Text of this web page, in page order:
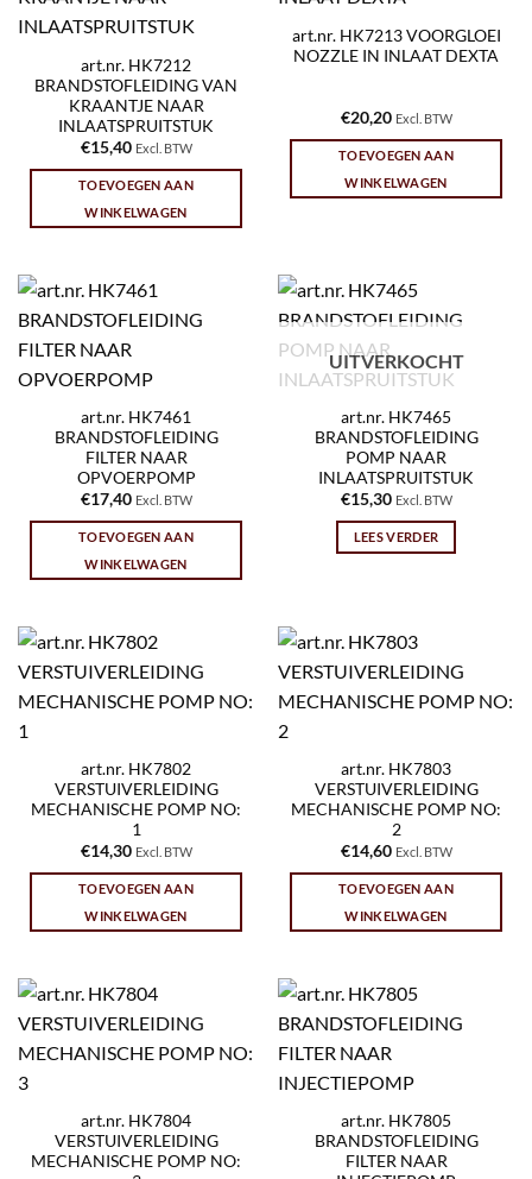
art.nr. HK7212
BRANDSTOFLEIDING VAN
KRAANTJE NAAR
INLAATSPRUITSTUK
€15,40 Excl. BTW
TOEVOEGEN AAN
WINKELWAGEN
art.nr. HK7213 VOORGLOEI
NOZZLE IN INLAAT DEXTA
€20,20 Excl. BTW
TOEVOEGEN AAN
WINKELWAGEN
art.nr. HK7461
BRANDSTOFLEIDING
FILTER NAAR
OPVOERPOMP
€17,40 Excl. BTW
TOEVOEGEN AAN
WINKELWAGEN
UITVERKOCHT
art.nr. HK7465
BRANDSTOFLEIDING
POMP NAAR
INLAATSPRUITSTUK
€15,30 Excl. BTW
LEES VERDER
art.nr. HK7802
VERSTUIVERLEIDING
MECHANISCHE POMP NO:
1
€14,30 Excl. BTW
TOEVOEGEN AAN
WINKELWAGEN
art.nr. HK7803
VERSTUIVERLEIDING
MECHANISCHE POMP NO:
2
€14,60 Excl. BTW
TOEVOEGEN AAN
WINKELWAGEN
art.nr. HK7804
VERSTUIVERLEIDING
MECHANISCHE POMP NO:
art.nr. HK7805
BRANDSTOFLEIDING
FILTER NAAR